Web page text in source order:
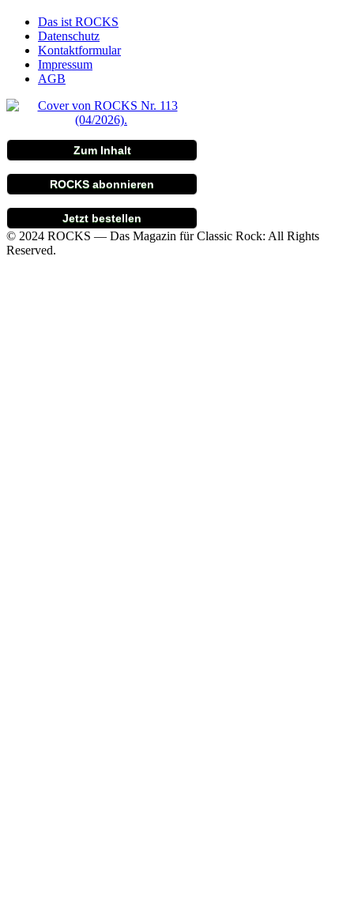
Das ist ROCKS
Datenschutz
Kontaktformular
Impressum
AGB
Zum Inhalt
ROCKS abonnieren
Jetzt bestellen
© 2024 ROCKS — Das Magazin für Classic Rock: All Rights
Reserved.